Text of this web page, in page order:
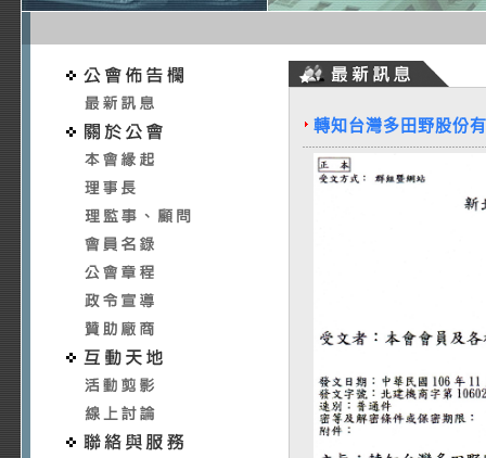
轉知台灣多田野股份